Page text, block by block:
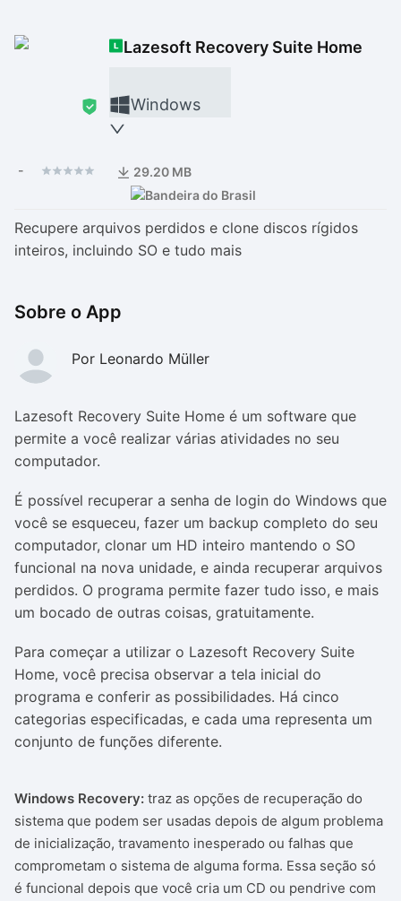
Lazesoft Recovery Suite Home
Windows
- 29.20 MB
Recupere arquivos perdidos e clone discos rígidos
inteiros, incluindo SO e tudo mais
Sobre o App
Por Leonardo Müller
Lazesoft Recovery Suite Home é um software que
permite a você realizar várias atividades no seu
computador.
É possível recuperar a senha de login do Windows que
você se esqueceu, fazer um backup completo do seu
computador, clonar um HD inteiro mantendo o SO
funcional na nova unidade, e ainda recuperar arquivos
perdidos. O programa permite fazer tudo isso, e mais
um bocado de outras coisas, gratuitamente.
Para começar a utilizar o Lazesoft Recovery Suite
Home, você precisa observar a tela inicial do
programa e conferir as possibilidades. Há cinco
categorias especificadas, e cada uma representa um
conjunto de funções diferente.
Windows Recovery: traz as opções de recuperação do
sistema que podem ser usadas depois de algum problema
de inicialização, travamento inesperado ou falhas que
comprometam o sistema de alguma forma. Essa seção só
é funcional depois que você cria um CD ou pendrive com